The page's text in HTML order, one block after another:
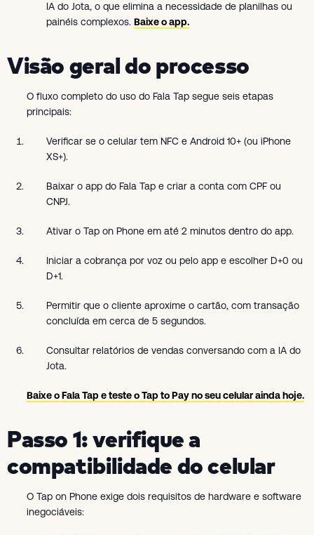
IA do Jota, o que elimina a necessidade de planilhas ou
painéis complexos. Baixe o app.
Visão geral do processo
O fluxo completo do uso do Fala Tap segue seis etapas
principais:
Verificar se o celular tem NFC e Android 10+ (ou iPhone
XS+).
Baixar o app do Fala Tap e criar a conta com CPF ou
CNPJ.
Ativar o Tap on Phone em até 2 minutos dentro do app.
Iniciar a cobrança por voz ou pelo app e escolher D+0 ou
D+1.
Permitir que o cliente aproxime o cartão, com transação
concluída em cerca de 5 segundos.
Consultar relatórios de vendas conversando com a IA do
Jota.
Baixe o Fala Tap e teste o Tap to Pay no seu celular ainda hoje.
Passo 1: verifique a
compatibilidade do celular
O Tap on Phone exige dois requisitos de hardware e software
inegociáveis: